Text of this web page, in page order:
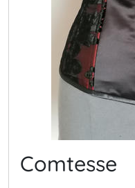
Comtesse